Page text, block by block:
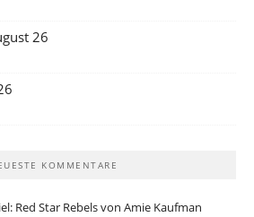
26
KOMMENTARE
Red Star Rebels von Amie Kaufman